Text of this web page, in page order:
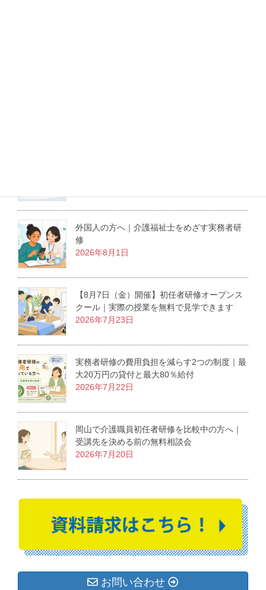
外国人の方へ｜介護福祉士をめざす実務者研
修
2026年8月1日
【8月7日（金）開催】初任者研修オープンス
クール｜実際の授業を無料で見学できます
2026年7月23日
実務者研修の費用負担を減らす2つの制度｜最
大20万円の貸付と最大80％給付
2026年7月22日
岡山で介護職員初任者研修を比較中の方へ｜
受講先を決める前の無料相談会
2026年7月20日
お問い合わせ